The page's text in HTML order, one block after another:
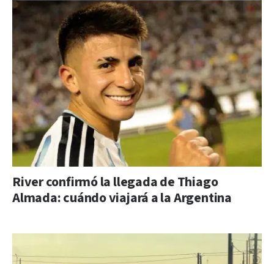
River confirmó la llegada de Thiago
Almada: cuándo viajará a la Argentina